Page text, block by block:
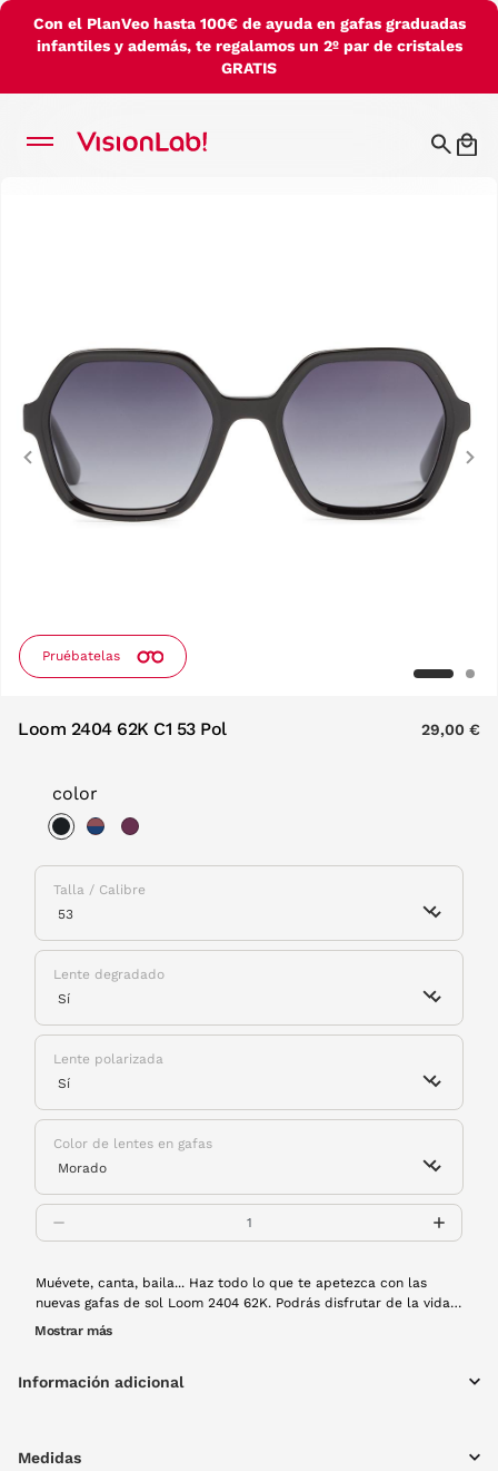
Con el PlanVeo hasta 100€ de ayuda en gafas graduadas
infantiles y además, te regalamos un 2º par de cristales
GRATIS
Pruébatelas
Previous
Loom 2404 62K C1 53 Pol 29,00 €
color
Talla / Calibre
Lente degradado
Lente polarizada
Color de lentes en gafas
Muévete, canta, baila... Haz todo lo que te apetezca con las
nuevas gafas de sol Loom 2404 62K. Podrás disfrutar de la vida
por un precio accesible y con una muy buena calidad. Montura
Mostrar más
Información adicional
Medidas